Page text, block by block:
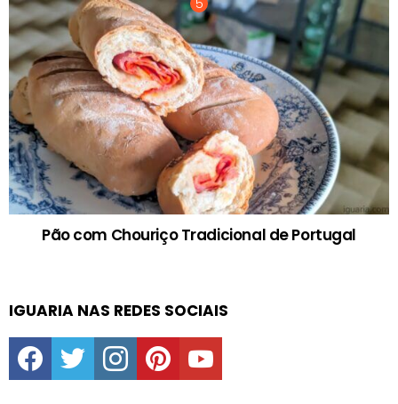
Pão com Chouriço Tradicional de Portugal
IGUARIA NAS REDES SOCIAIS
facebooktwitter instagrampinterestyoutube